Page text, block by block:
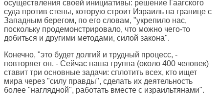
осуществления своей инициативы: решение Гаагского
суда против стены, которую строит Израиль на границе с
Западным берегом, по его словам, "укрепило нас,
поскольку продемонстрировало, что можно чего-то
добиться и другими методами, силой закона".
Конечно, "это будет долгий и трудный процесс, -
повторяет он. - Сейчас наша группа (около 400 человек)
ставит три основные задачи: сплотить всех, кто ищет
мира через "силу правды", сделать их деятельность
более "наглядной", работать вместе с израильтянами".